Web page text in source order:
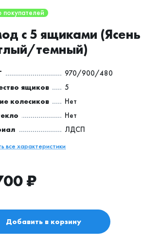
с 5 ящиками
темный)
970/900/480
ящиков
5
колесиков
Нет
Нет
ЛДСП
все характеристики
₽
Добавить в корзину